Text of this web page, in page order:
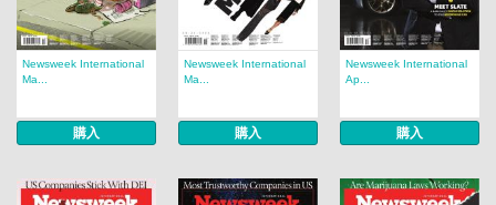
Newsweek International
Ma...
購入
Newsweek International
Ma...
購入
Newsweek International
Ap...
購入